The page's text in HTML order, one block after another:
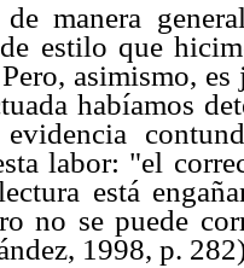
de manera
estilo que
asimismo,
habíamos
labor: "el
está
no se puede
1998, p.